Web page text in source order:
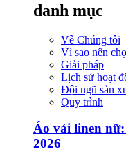
danh mục
Về Chúng tôi
Vì sao nên
Giải pháp
Lịch sử hoạt
Đội ngũ sản
Quy trình
Áo vải linen
2026